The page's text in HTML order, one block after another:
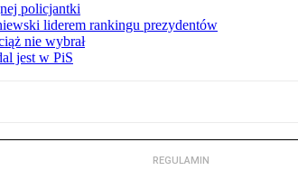
policjantki
liderem rankingu prezydentów
nie wybrał
jest w PiS
REGULAMIN